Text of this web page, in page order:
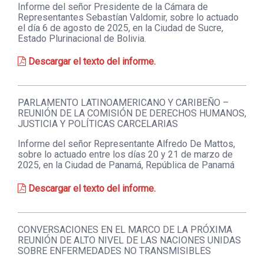
Informe del señor Presidente de la Cámara de
Representantes Sebastían Valdomir, sobre lo actuado
el día 6 de agosto de 2025, en la Ciudad de Sucre,
Estado Plurinacional de Bolivia.
Descargar el texto del informe.
PARLAMENTO LATINOAMERICANO Y CARIBEÑO –
REUNIÓN DE LA COMISIÓN DE DERECHOS HUMANOS,
JUSTICIA Y POLÍTICAS CARCELARIAS
Informe del señor Representante Alfredo De Mattos,
sobre lo actuado entre los días 20 y 21 de marzo de
2025, en la Ciudad de Panamá, República de Panamá
Descargar el texto del informe.
CONVERSACIONES EN EL MARCO DE LA PRÓXIMA
REUNIÓN DE ALTO NIVEL DE LAS NACIONES UNIDAS
SOBRE ENFERMEDADES NO TRANSMISIBLES